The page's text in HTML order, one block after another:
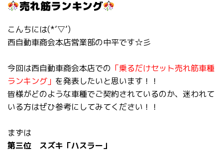
売れ筋ランキング
こんちには(*’▽’)
西自動車商会本店営業部の中平です☆彡
今回は西自動車商会本店での 「乗るだけセット売れ筋車種
ランキング」 を発表したいと思います！！
皆様がどのような車種でご契約されているのか、迷われて
いる方はぜひ参考にしてみてください！！
まずは
第三位 スズキ「ハスラー」